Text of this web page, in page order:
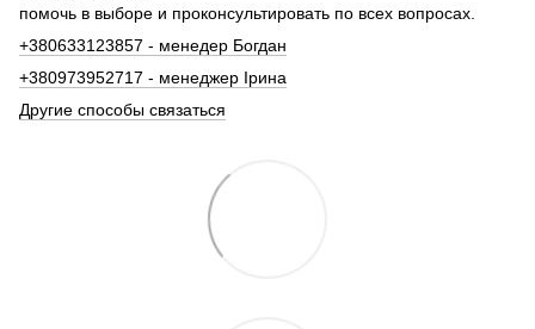
помочь в выборе и проконсультировать по всех вопросах.
+380633123857 - менедер Богдан
+380973952717 - менеджер Ірина
Другие способы связаться